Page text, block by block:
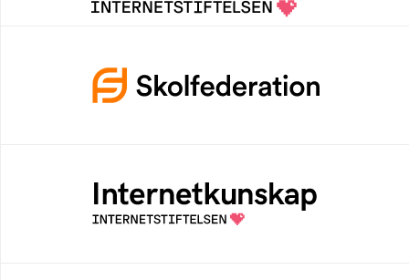
Ett medlemskap i Skolfederation förbättrar
inloggning och låter elever och lärare
Samlad kunskap som hjälper dig att bli en
säker och medveten internetanvändare